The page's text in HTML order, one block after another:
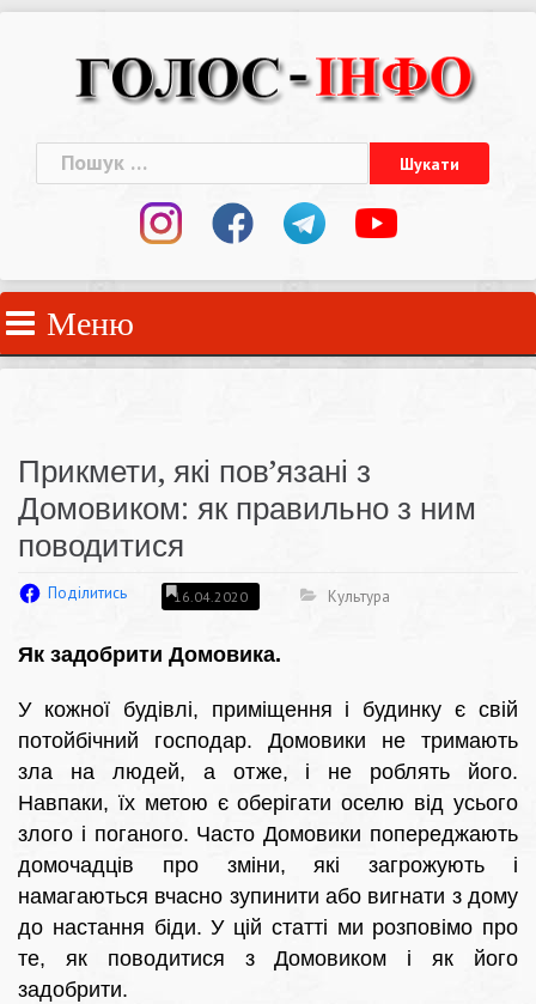
Пошук:
Меню
Прикмети, які пов’язані з
Домовиком: як правильно з ним
поводитися
Поділитись 16.04.2020 Культура
Як задобрити Домовика.
У кожної будівлі, приміщення і будинку є свій
потойбічний господар. Домовики не тримають
зла на людей, а отже, і не роблять його.
Навпаки, їх метою є оберігати оселю від усього
злого і поганого. Часто Домовики попереджають
домочадців про зміни, які загрожують і
намагаються вчасно зупинити або вигнати з дому
до настання біди. У цій статті ми розповімо про
те, як поводитися з Домовиком і як його
задобрити.